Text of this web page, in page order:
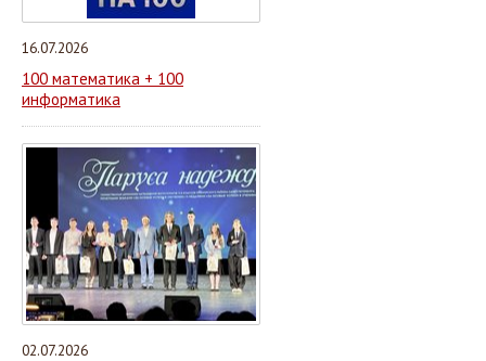
16.07.2026
100 математика + 100
информатика
02.07.2026